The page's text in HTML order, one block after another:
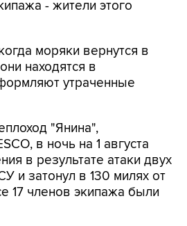
моряки вернутся в
утраченные
"Янина",
в результате атаки двух
и затонул в 130 милях от
17 членов экипажа были
мирный